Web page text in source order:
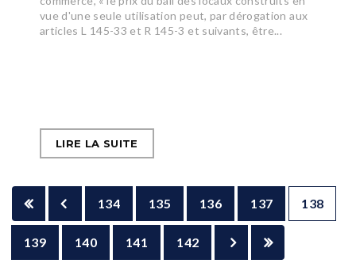
vue d'une seule utilisation peut, par dérogation aux
articles L 145-33 et R 145-3 et suivants, être...
LIRE LA SUITE
134 135 136 137 138
139 140 141 142